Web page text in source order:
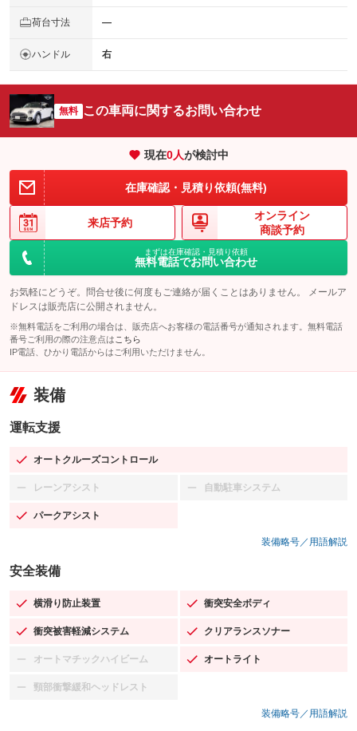
荷台寸法 ―
ハンドル 右
無料 この車両に関するお問い合わせ
現在0人が検討中
在庫確認・見積り依頼(無料)
来店予約
オンライン
商談予約
まずは在庫確認・見積り依頼
無料電話でお問い合わせ
お気軽にどうぞ。問合せ後に何度もご連絡が届くことはありません。 メールア
ドレスは販売店に公開されません。
※無料電話をご利用の場合は、販売店へお客様の電話番号が通知されます。無料電話
番号ご利用の際の注意点は こちら
IP電話、ひかり電話からはご利用いただけません。
装備
運転支援
オートクルーズコントロール
：装備あり
レーンアシスト
：装備なし 自動駐車システム
：装備なし
パークアシスト
：装備あり
装備略号／用語解説
安全装備
横滑り防止装置
：装備あり 衝突安全ボディ
：装備あり
衝突被害軽減システム
：装備あり クリアランスソナー
：装備あり
オートマチックハイビーム
：装備なし オートライト
：装備あり
頸部衝撃緩和ヘッドレスト
：装備なし
装備略号／用語解説